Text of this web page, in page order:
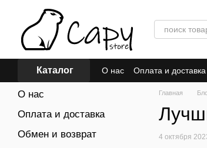
Перейти к основному контенту
Каталог О нас Оплата и доставка
Договор публичной
Главная
4 октября
О нас
Оплата и доставка
Обмен и возврат